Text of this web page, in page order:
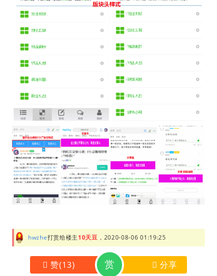
hwzhe打赏给楼主10天豆 ，2020-08-06 01:19:25
赞(13) 赏 分享